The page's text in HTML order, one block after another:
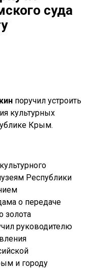
суда
поручил устроить
культурных
Крым.
Республики
о передаче
золота
руководителю
и городу